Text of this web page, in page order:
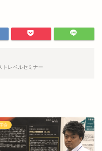
トレベルセミナー
学会